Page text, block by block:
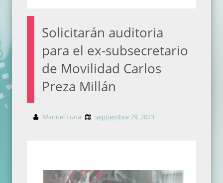
Solicitarán auditoria
para el ex-subsecretario
de Movilidad Carlos
Preza Millán
Manuel Luna septiembre 29, 2023